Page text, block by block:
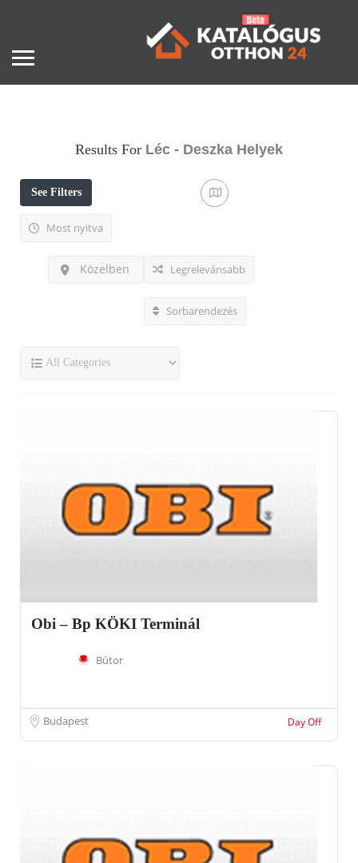
Results For Léc - Deszka Helyek
See Filters
Most nyitva
Közelben Legrelevánsabb
Sorbarendezés
Obi – Bp KÖKI Terminál
Bútor
Budapest Day Off